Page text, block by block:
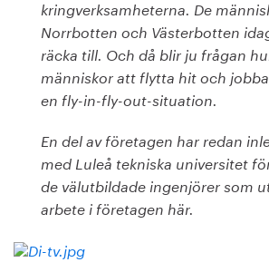
kringverksamheterna. De
Norrbotten och Västerbotten
räcka till. Och då blir ju frågan
människor att flytta hit och
en fly-in-fly-out-situation.
En del av företagen har redan
med Luleå tekniska universitet
de välutbildade ingenjörer som
arbete i företagen här.